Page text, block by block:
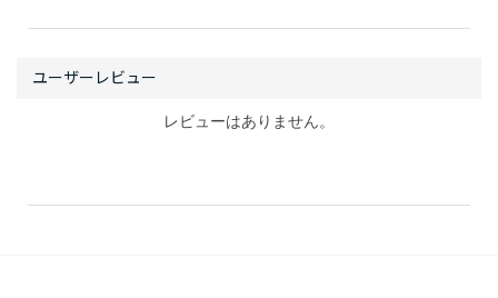
レビューはありません。